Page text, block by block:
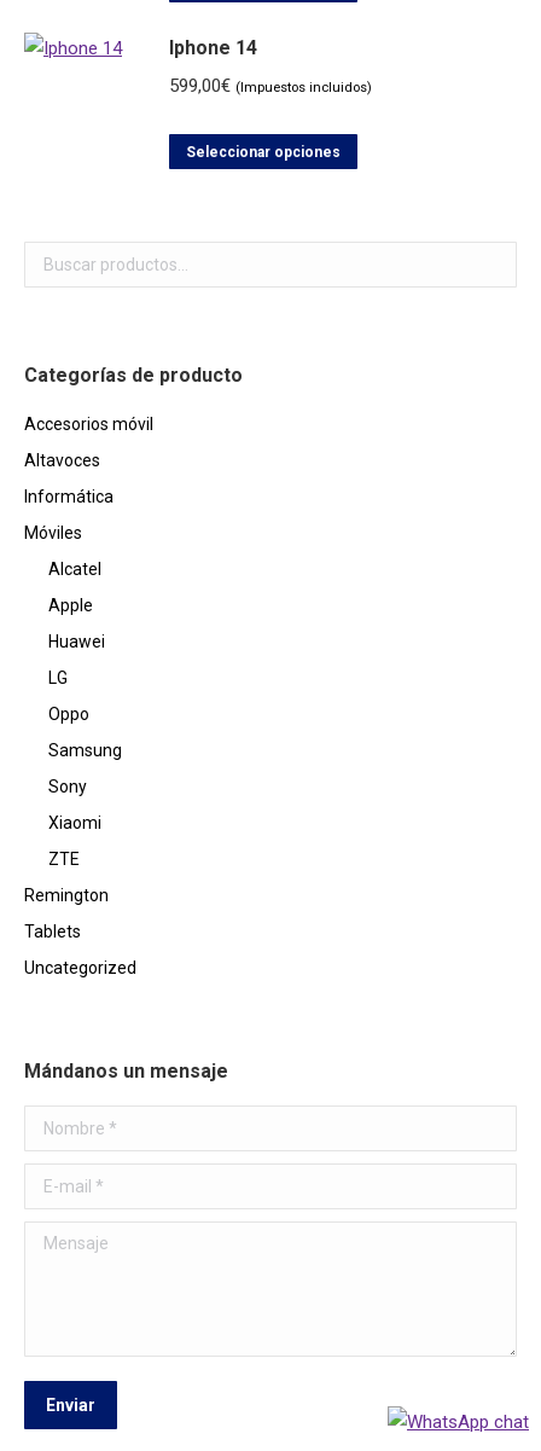
pueden
en
la
de
hasta múltiples
pueden
Iphone 14
599,00€ (Impuestos incluidos)
Seleccionar opciones
múltiples
Categorías de producto
Accesorios móvil
Altavoces
Informática
Móviles
Alcatel
Apple
Huawei
LG
Oppo
Samsung
Sony
Xiaomi
ZTE
Remington
Tablets
Uncategorized
Mándanos un mensaje
Nombre *
E-mail *
Mensaje
Enviar